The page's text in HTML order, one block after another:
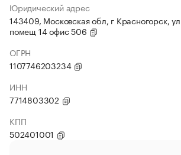
Юридический адрес
143409, Московская обл, г Красногорск,
помещ 14 офис 506
ОГРН
1107746203234
ИНН
7714803302
КПП
502401001